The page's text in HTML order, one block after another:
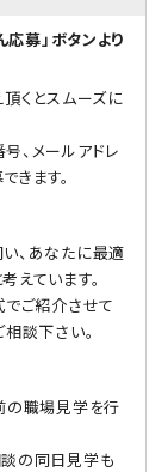
募」ボタンより
くとスムーズに
、メールアドレ
きます。
、あなたに最適
えています。
ご紹介させて
談下さい。
の職場見学を行
の同日見学も